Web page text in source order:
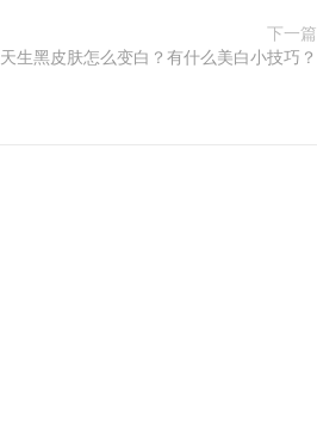
下一篇
天生黑皮肤怎么变白？有什么美白小技巧？